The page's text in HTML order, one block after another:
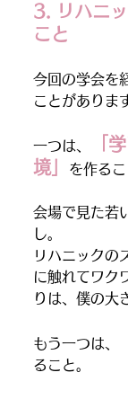
3. リハニ
こと
今回の学会を
ことがありま
一つは、
「
境」
を作るこ
会場で見た若
し。
リハニックの
に触れてワク
りは、僕の大
もう一つは、
ること。